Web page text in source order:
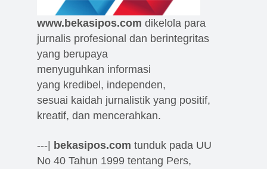
www.bekasipos.com dikelola para
jurnalis profesional dan berintegritas
yang berupaya
menyuguhkan informasi
yang kredibel, independen,
sesuai kaidah jurnalistik yang positif,
kreatif, dan mencerahkan.
---| bekasipos.com tunduk pada UU
No 40 Tahun 1999 tentang Pers,